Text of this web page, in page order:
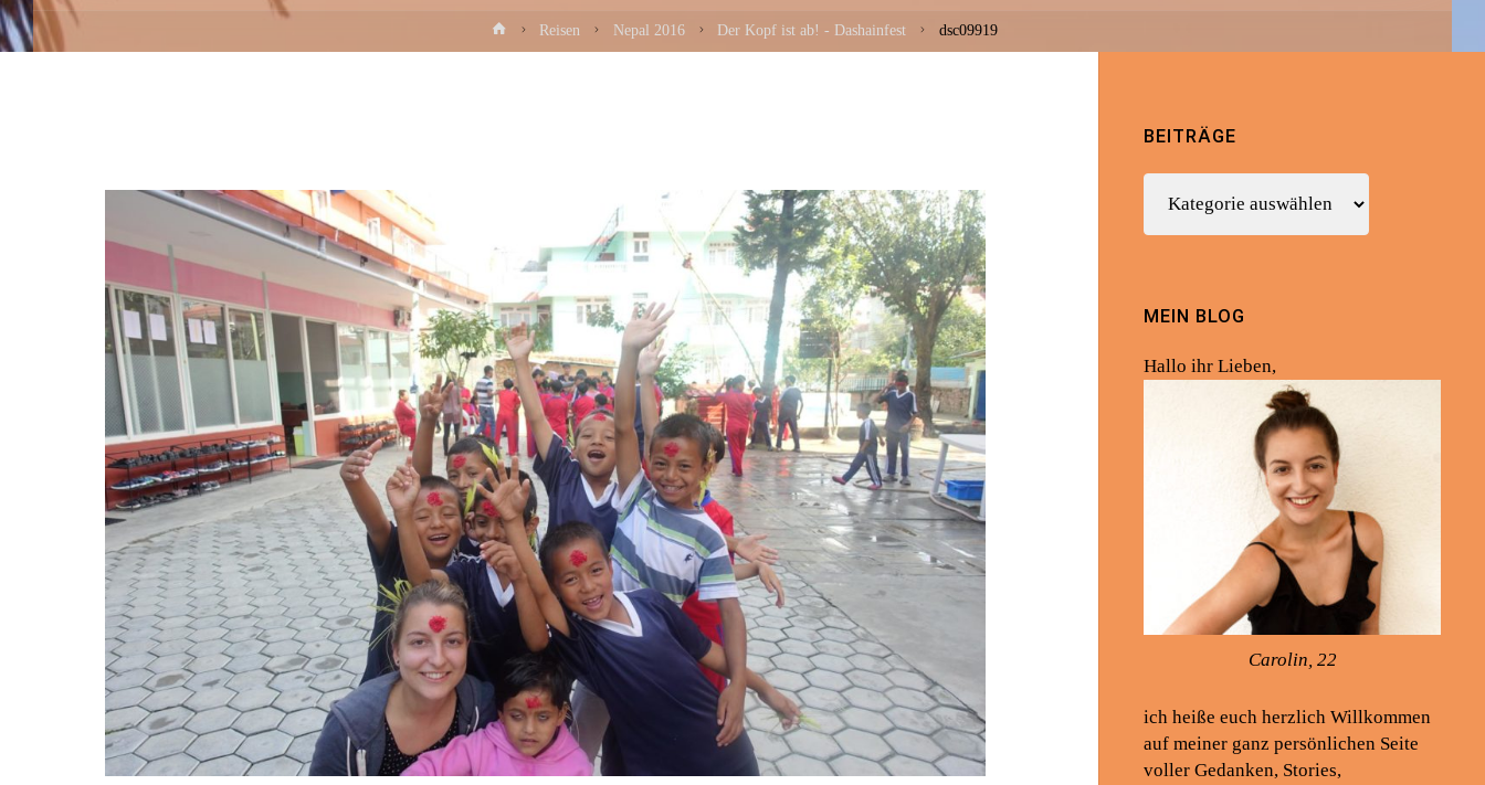
HomeReisen Nepal 2016 Der Kopf ist ab! - Dashainfest dsc09919
BEITRÄGE
MEIN BLOG
Hallo ihr Lieben,
Carolin, 22
ich heiße euch herzlich Willkommen
auf meiner ganz persönlichen Seite
voller Gedanken, Stories,